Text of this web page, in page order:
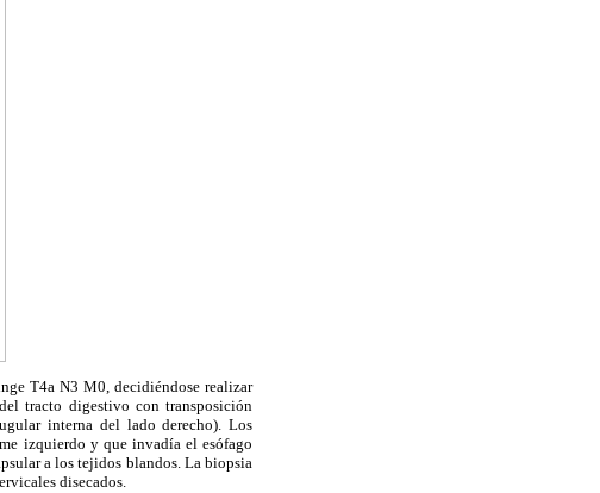
T4a N3 M0, decidiéndose realizar
tracto digestivo con transposición
interna del lado derecho). Los
izquierdo y que invadía el esófago
a los tejidos blandos. La biopsia
disecados.